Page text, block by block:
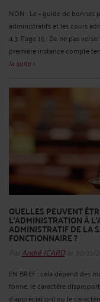
NON : Le « guide de
administratifs et les cours
4.3. Page 15 : De ne pas
première instance compte
la suite >
QUELLES PEUVENT
L’ADMINISTRATION À
ADMINISTRATIF DE LA
FONCTIONNAIRE ?
ParAndré ICARDle 30/11/
EN BREF : cela dépend des
forme, le caractère
d’appréciation) ou le